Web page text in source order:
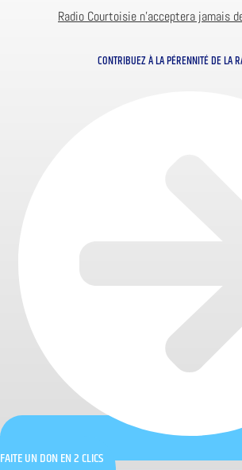
Radio Courtoisie n’acceptera jamais
CONTRIBUEZ À LA PÉRENNITÉ DE LA
FAITE UN DON EN 2 CLICS